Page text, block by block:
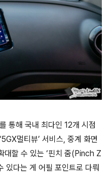
통해 국내 최다인 12개 시점
멀티뷰’ 서비스, 중계 화면
대할 수 있는 ‘핀치 줌(Pinch Z
있다는 게 어필 포인트로 다뤄